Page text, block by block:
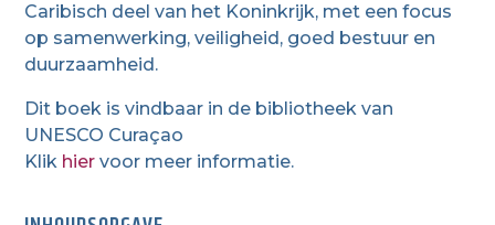
Caribisch deel van het Koninkrijk, met een focus
op samenwerking, veiligheid, goed bestuur en
duurzaamheid.
Dit boek is vindbaar in de bibliotheek van
UNESCO Curaçao
Klik hier voor meer informatie.